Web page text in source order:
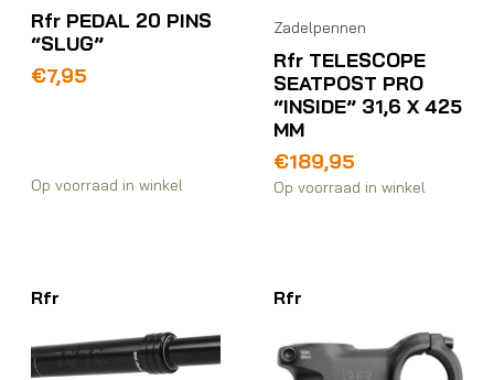
Rfr PEDAL 20 PINS
“SLUG”
€7,95
Op voorraad in winkel
Zadelpennen
Rfr TELESCOPE
SEATPOST PRO
“INSIDE” 31,6 X 425
MM
€189,95
Op voorraad in winkel
Rfr Rfr